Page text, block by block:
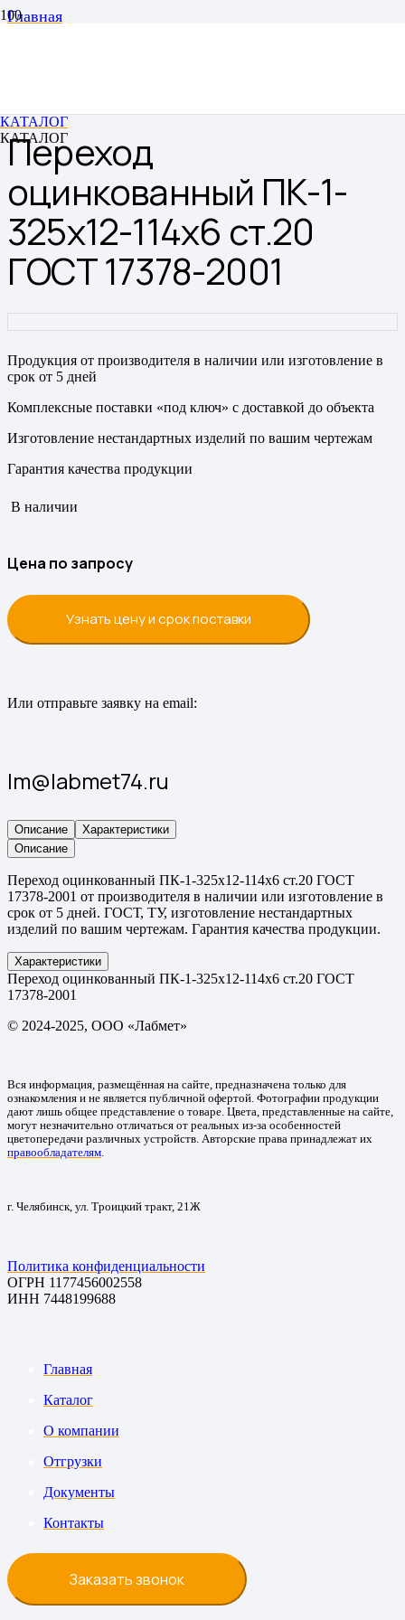
КАТАЛОГ
КАТАЛОГ
Главная
Переход
оцинкованный ПК-1-
325х12-114х6 ст.20
ГОСТ 17378-2001
Продукция от производителя в наличии или изготовление в
срок от 5 дней
Комплексные поставки «под ключ» с доставкой до объекта
Изготовление нестандартных изделий по вашим чертежам
Гарантия качества продукции
В наличии
Цена по запросу
Узнать цену и срок поставки
Или отправьте заявку на email:
lm@labmet74.ru
Описание
Характеристики
Описание
Переход оцинкованный ПК-1-325х12-114х6 ст.20 ГОСТ
17378-2001 от производителя в наличии или изготовление в
срок от 5 дней. ГОСТ, ТУ, изготовление нестандартных
изделий по вашим чертежам. Гарантия качества продукции.
Характеристики
Переход оцинкованный ПК-1-325х12-114х6 ст.20 ГОСТ
17378-2001
© 2024-2025, ООО «Лабмет»
Вся информация, размещённая на сайте, предназначена только для
ознакомления и не является публичной офертой. Фотографии продукции
дают лишь общее представление о товаре. Цвета, представленные на сайте,
могут незначительно отличаться от реальных из-за особенностей
цветопередачи различных устройств. Авторские права принадлежат их
правообладателям
г. Челябинск, ул. Троицкий тракт, 21Ж
Политика конфиденциальности
ОГРН 1177456002558
ИНН 7448199688
Главная
Каталог
О компании
Отгрузки
Документы
Контакты
Заказать звонок